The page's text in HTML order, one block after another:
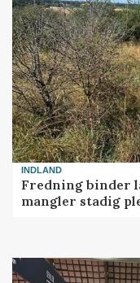
INDLAND
Fredning binder
mangler stadig